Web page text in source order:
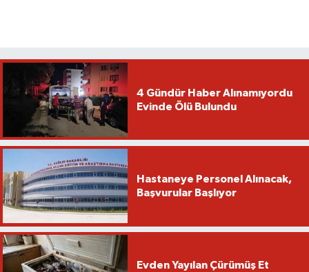
4 Gündür Haber Alınamıyordu
Evinde Ölü Bulundu
Hastaneye Personel Alınacak,
Başvurular Başlıyor
Evden Yayılan Çürümüş Et